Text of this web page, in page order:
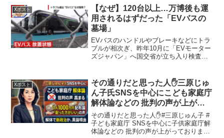
Xポスト
【なぜ】120台以上…万博後も運
用されるはずだった「EVバスの
墓場」
EVバスのハンドルやブレーキなどにトラ
ブルが相次ぎ、昨年10月に「EVモーター
ズジャパン」へ国交省が立ち入り検査を
たため走行させていないという。【な
ぜ】120台以上…万...
Xポスト
その通りだと思った人✋三原じゅ
ん子氏SNSを中心にこども家庭庁
解体論などの 批判の声が上がっ
ております。批判の声の 中には
ですね、解体して新政治1人 1000
万円ずつ配った方がいいんじゃ
その通りだと思った人✋#三原じゅん子 #
子ども家庭庁 SNSを中心に子供家庭庁解
体論などの 批判の声が上がっておりま